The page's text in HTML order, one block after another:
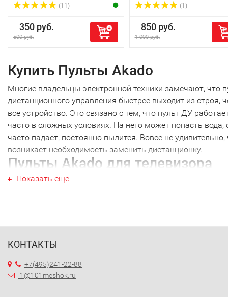
(11)
350 руб.
500 руб.
(1)
850 руб.
1 000 руб.
Купить Пульты Akado
Многие владельцы электронной техники замечают, что
дистанционного управления быстрее выходит из строя,
все устройство. Это связано с тем, что пульт ДУ
часто в сложных условиях. На него может попасть вода,
часто падает, постоянно пылится. Вовсе не удивительно,
возникает необходимость заменить дистанционку.
Пульты Akado для телевизора
Пульты Akado не являются исключением, как и техника
работает только с определенной моделью. Ошибившись
будет работать с вашей техникой. Поэтому, решив купить
Пульты Akado, желательно проконсультироваться с
Показать еще
КОНТАКТЫ
+7(495)241-22-88
1@101meshok.ru